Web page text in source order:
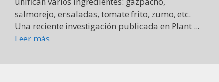
salmorejo, ensaladas, tomate frito, zumo, etc.
Una reciente investigación publicada en Plant ...
Leer más...